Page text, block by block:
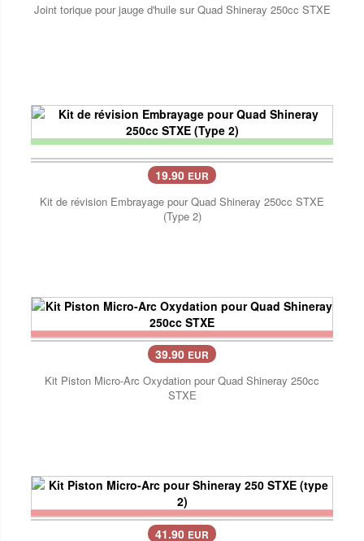
Joint torique pour jauge d'huile sur Quad Shineray 250cc STXE
19.90 EUR
Kit de révision Embrayage pour Quad Shineray 250cc STXE
(Type 2)
39.90 EUR
Kit Piston Micro-Arc Oxydation pour Quad Shineray 250cc
STXE
41.90 EUR